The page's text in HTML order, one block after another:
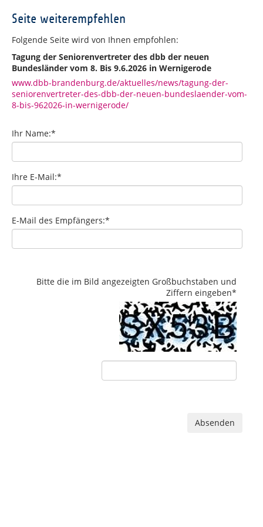
Seite weiterempfehlen
Folgende Seite wird von Ihnen empfohlen:
Tagung der Seniorenvertreter des dbb der neuen
Bundesländer vom 8. Bis 9.6.2026 in Wernigerode
www.dbb-brandenburg.de/aktuelles/news/tagung-der-
seniorenvertreter-des-dbb-der-neuen-bundeslaender-vom-
8-bis-962026-in-wernigerode/
Ihr Name:*
Ihre E-Mail:*
E-Mail des Empfängers:*
Bitte die im Bild angezeigten Großbuchstaben und
Ziffern eingeben*
Absenden